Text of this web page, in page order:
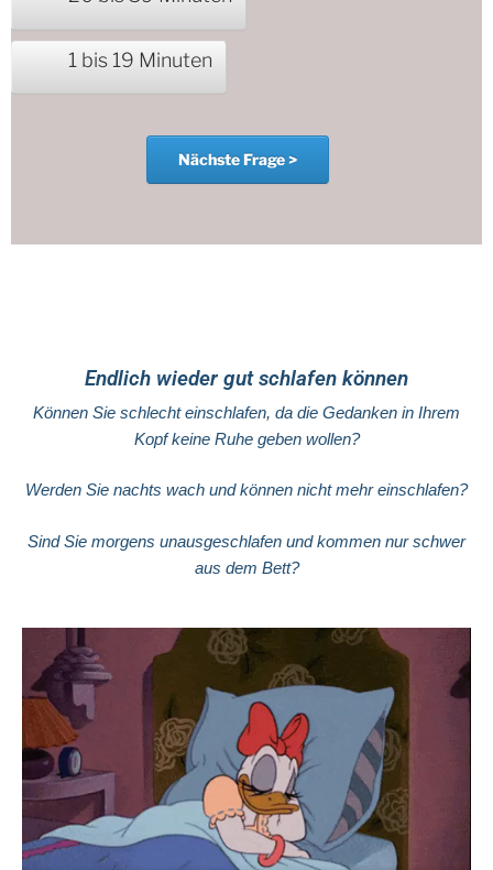
1 bis 19 Minuten
Endlich wieder gut schlafen können
Können Sie schlecht einschlafen, da die Gedanken in Ihrem
Kopf keine Ruhe geben wollen?
Werden Sie nachts wach und können nicht mehr einschlafen?
Sind Sie morgens unausgeschlafen und kommen nur schwer
aus dem Bett?